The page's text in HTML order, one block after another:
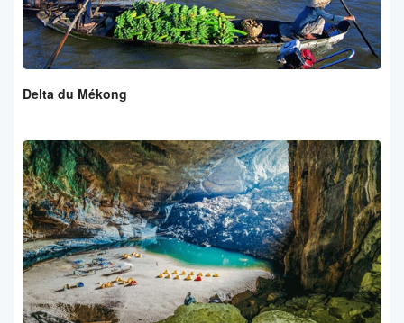
Delta du Mékong